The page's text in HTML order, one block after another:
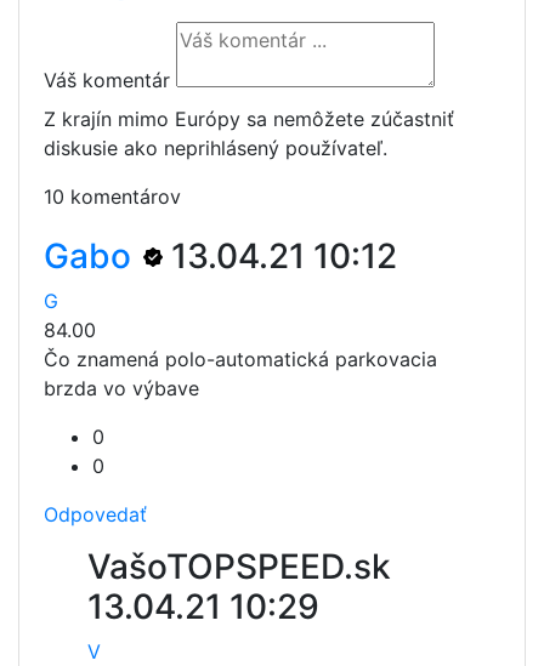
Váš komentár
Z krajín mimo Európy sa nemôžete zúčastniť
diskusie ako neprihlásený používateľ.
10 komentárov
Gabo 13.04.21 10:12
G
84.00
Čo znamená polo-automatická parkovacia
brzda vo výbave
0
0
Odpovedať
VašoTOPSPEED.sk
13.04.21 10:29
V